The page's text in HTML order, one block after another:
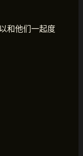
和他们一起度